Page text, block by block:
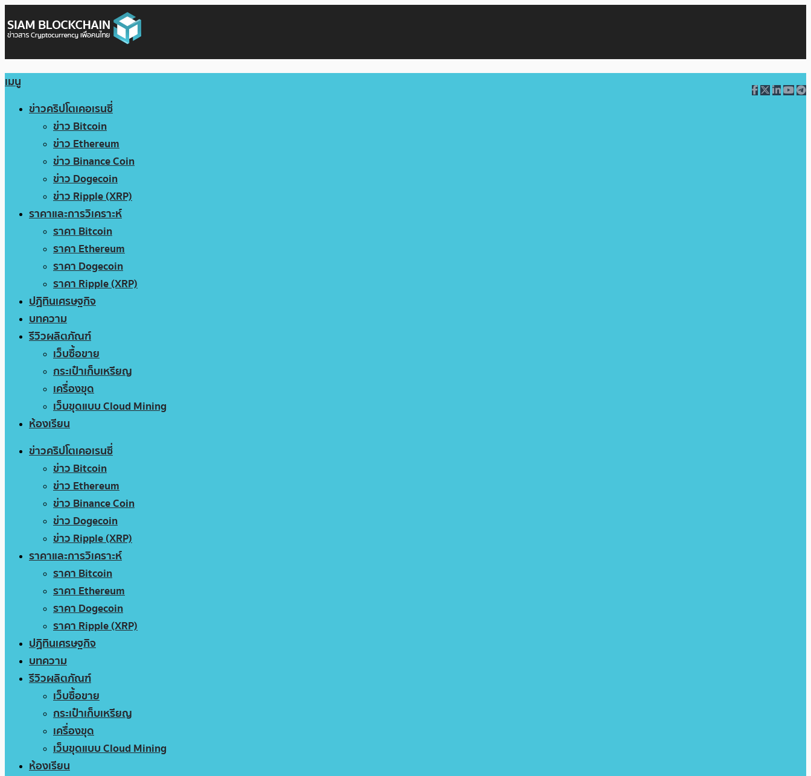
เมนู
ข่าวคริปโตเคอเรนซี่
ข่าว Bitcoin
ข่าว Ethereum
ข่าว Binance Coin
ข่าว Dogecoin
ข่าว Ripple (XRP)
ราคาและการวิเคราะห์
ราคา Bitcoin
ราคา Ethereum
ราคา Dogecoin
ราคา Ripple (XRP)
ปฏิทินเศรษฐกิจ
บทความ
รีวิวผลิตภัณฑ์
เว็บซื้อขาย
กระเป๋าเก็บเหรียญ
เครื่องขุด
เว็บขุดแบบ Cloud Mining
ห้องเรียน
ข่าวคริปโตเคอเรนซี่
ข่าว Bitcoin
ข่าว Ethereum
ข่าว Binance Coin
ข่าว Dogecoin
ข่าว Ripple (XRP)
ราคาและการวิเคราะห์
ราคา Bitcoin
ราคา Ethereum
ราคา Dogecoin
ราคา Ripple (XRP)
ปฏิทินเศรษฐกิจ
บทความ
รีวิวผลิตภัณฑ์
เว็บซื้อขาย
กระเป๋าเก็บเหรียญ
เครื่องขุด
เว็บขุดแบบ Cloud Mining
ห้องเรียน